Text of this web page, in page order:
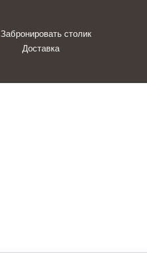
Забронировать столик
Доставка